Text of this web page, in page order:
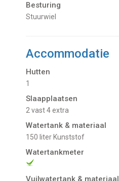
Besturing
Stuurwiel
Accommodatie
Hutten
1
Slaapplaatsen
2 vast 4 extra
Watertank & materiaal
150 liter Kunststof
Watertankmeter
Vuilwatertank & materiaal